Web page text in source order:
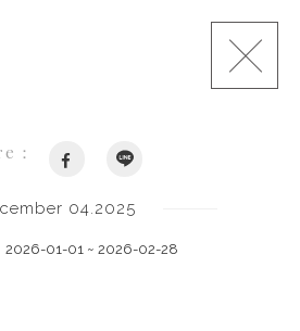
：
04.2025
2026-01-01 ~ 2026-02-28